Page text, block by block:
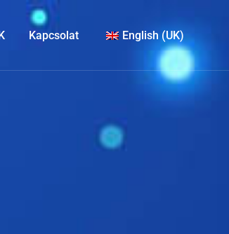
Kapcsolat English (UK)